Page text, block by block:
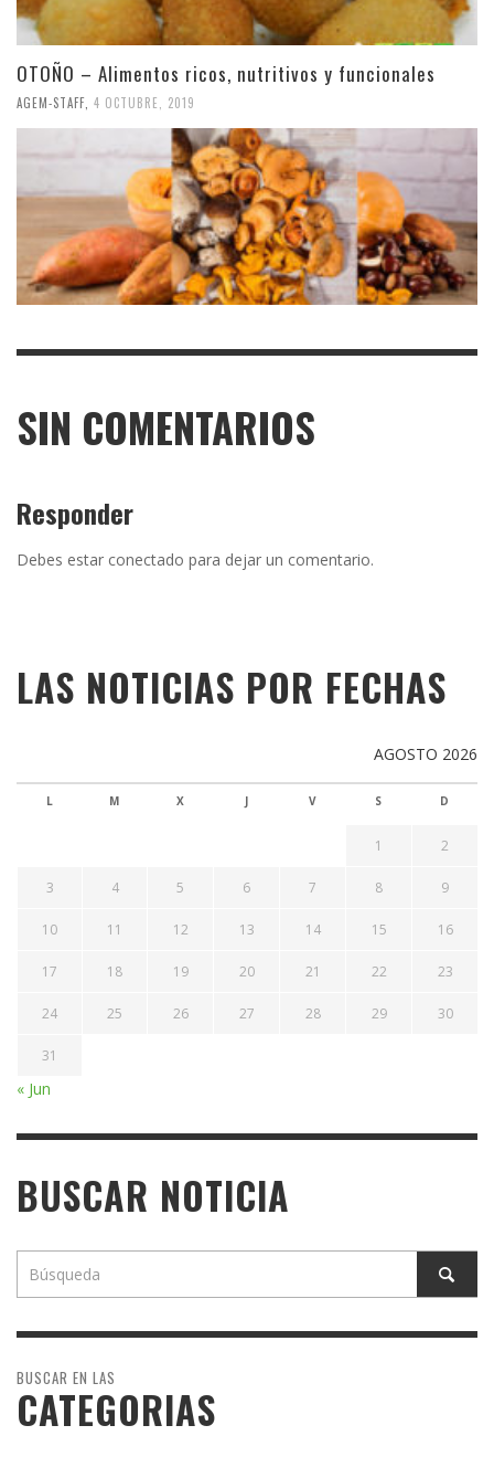
OTOÑO – Alimentos ricos, nutritivos y funcionales
AGEM-STAFF 4 OCTUBRE, 2019
SIN COMENTARIOS
Responder
Debes estar conectado para dejar un comentario.
LAS NOTICIAS POR FECHAS
AGOSTO 2026
L M X J V S D
1 2
3 4 5 6 7 8 9
10 11 12 13 14 15 16
17 18 19 20 21 22 23
24 25 26 27 28 29 30
31
« Jun
BUSCAR NOTICIA
BUSCAR EN LAS
CATEGORIAS